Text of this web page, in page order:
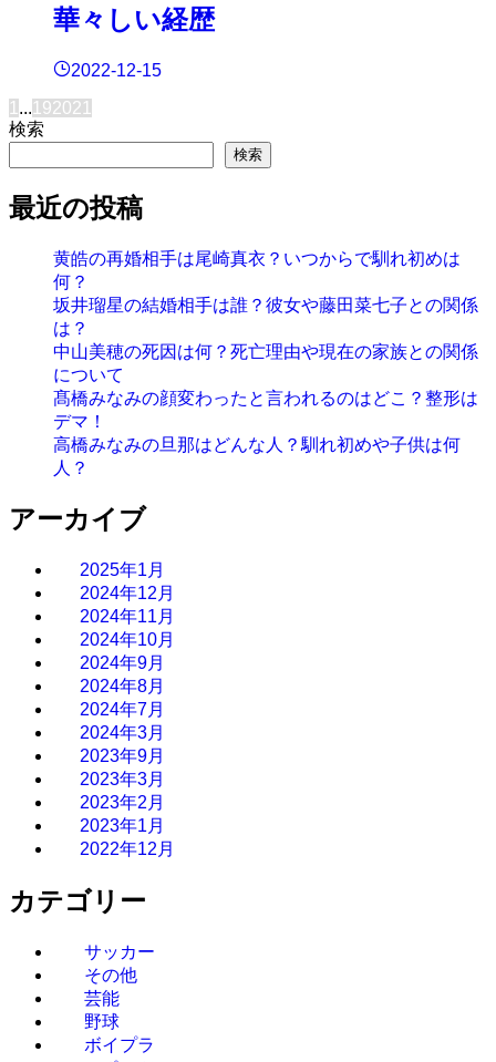
華々しい経歴
2022-12-15
1 ...192021
検索
検索
最近の投稿
黄皓の再婚相手は尾崎真衣？いつからで馴れ初めは
何？
坂井瑠星の結婚相手は誰？彼女や藤田菜七子との関係
は？
中山美穂の死因は何？死亡理由や現在の家族との関係
について
髙橋みなみの顔変わったと言われるのはどこ？整形は
デマ！
高橋みなみの旦那はどんな人？馴れ初めや子供は何
人？
アーカイブ
2025年1月
2024年12月
2024年11月
2024年10月
2024年9月
2024年8月
2024年7月
2024年3月
2023年9月
2023年3月
2023年2月
2023年1月
2022年12月
カテゴリー
サッカー
その他
芸能
野球
ボイプラ